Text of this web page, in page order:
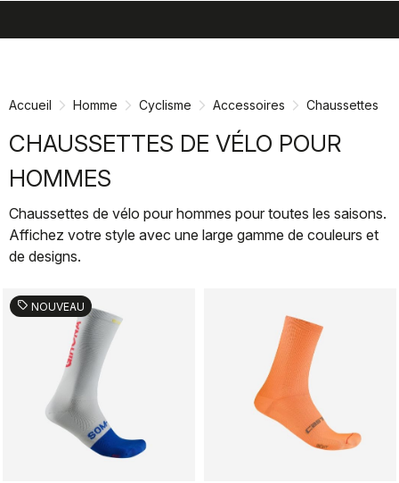
directement
navigation
directement
Accueil Homme Cyclisme Accessoires Chaussettes
CHAUSSETTES DE VÉLO POUR
HOMMES
Chaussettes de vélo pour hommes pour toutes les saisons.
Affichez votre style avec une large gamme de couleurs et
de designs.
sell NOUVEAU